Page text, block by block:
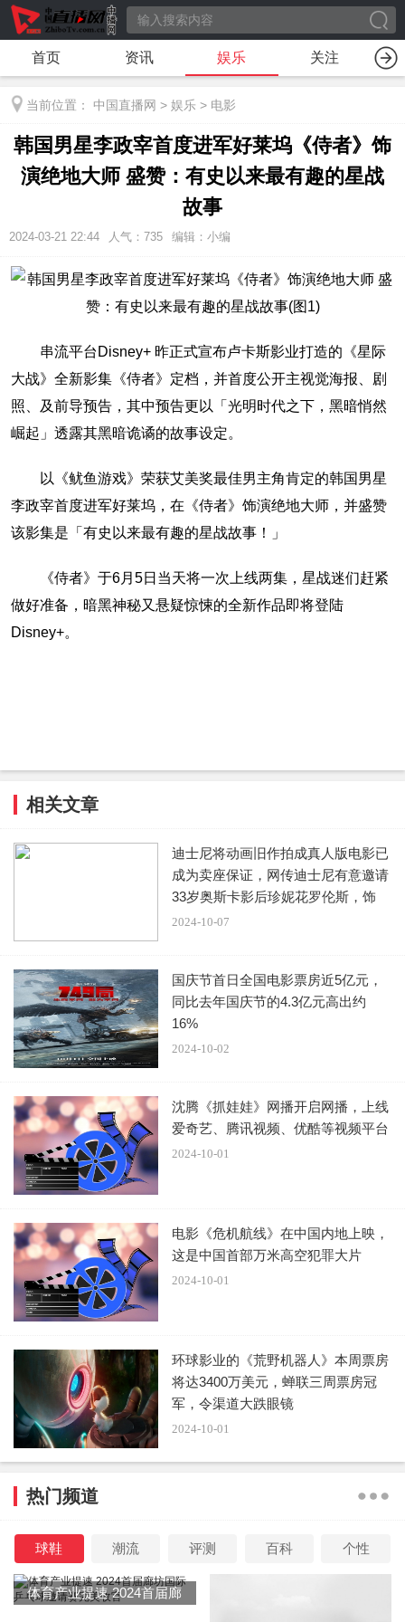
首页 资讯 娱乐 关注
当前位置： 中国直播网 > 娱乐 > 电影
韩国男星李政宰首度进军好莱坞《侍者》饰
演绝地大师 盛赞：有史以来最有趣的星战
故事
2024-03-21 22:44 人气： 735 编辑：小编
串流平台Disney+ 昨正式宣布卢卡斯影业打造的《星际
大战》全新影集《侍者》定档，并首度公开主视觉海报、剧
照、及前导预告，其中预告更以「光明时代之下，黑暗悄然
崛起」透露其黑暗诡谲的故事设定。
以《鱿鱼游戏》荣获艾美奖最佳男主角肯定的韩国男星
李政宰首度进军好莱坞，在《侍者》饰演绝地大师，并盛赞
该影集是「有史以来最有趣的星战故事！」
《侍者》于6月5日当天将一次上线两集，星战迷们赶紧
做好准备，暗黑神秘又悬疑惊悚的全新作品即将登陆
Disney+。
相关文章
迪士尼将动画旧作拍成真人版电影已
成为卖座保证，网传迪士尼有意邀请
33岁奥斯卡影后珍妮花罗伦斯，饰
演“
2024-10-07
国庆节首日全国电影票房近5亿元，
同比去年国庆节的4.3亿元高出约
16%
2024-10-02
沈腾《抓娃娃》网播开启网播，上线
爱奇艺、腾讯视频、优酷等视频平台
2024-10-01
电影《危机航线》在中国内地上映，
这是中国首部万米高空犯罪大片
2024-10-01
环球影业的《荒野机器人》本周票房
将达3400万美元，蝉联三周票房冠
军，令渠道大跌眼镜
2024-10-01
热门频道
球鞋 潮流 评测 百科 个性
体育产业提速 2024首届廊